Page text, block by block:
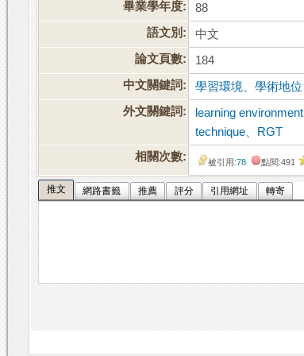
畢業學年度:
88
語文別:
中文
論文頁數:
184
中文關鍵詞:
學習環境 、學術地位
外文關鍵詞:
learning environment
technique
RGT
相關次數:
被引用:78 點閱:491
推文 網路書籤 推薦 評分 引用網址 轉寄